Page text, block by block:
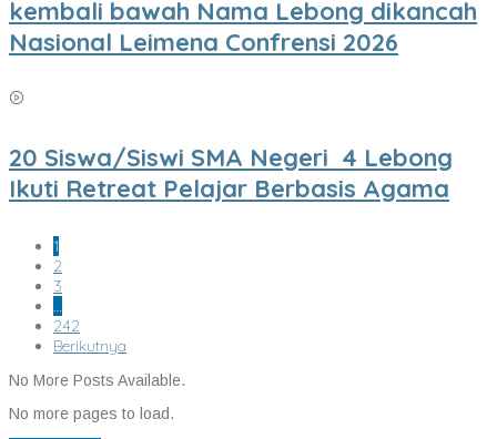
kembali bawah Nama Lebong dikancah
Nasional Leimena Confrensi 2026
20 Siswa/Siswi SMA Negeri 4 Lebong
Ikuti Retreat Pelajar Berbasis Agama
1
2
3
…
242
Berikutnya
No More Posts Available.
No more pages to load.